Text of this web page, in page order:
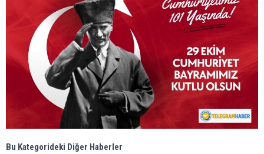
Bu Kategorideki Diğer Haberler